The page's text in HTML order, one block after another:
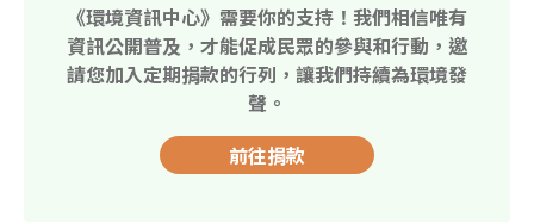
《環境資訊中心》需要你的支持！我們相信唯有
資訊公開普及，才能促成民眾的參與和行動，邀
請您加入定期捐款的行列，讓我們持續為環境發
聲。
前往捐款